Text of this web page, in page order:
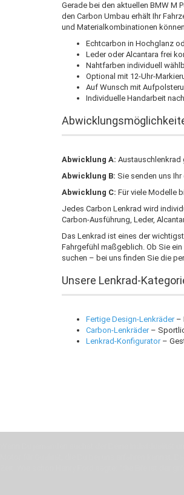
Gerade bei den aktuellen BMW M
den Carbon Umbau erhält Ihr
und Materialkombinationen
Echtcarbon in Hochglanz
Leder oder Alcantara frei
Nahtfarben individuell
Optional mit 12-Uhr-
Auf Wunsch mit
Individuelle Handarbeit
Abwicklung A: Austauschlenkrad
Abwicklung B: Sie senden uns
Abwicklung C: Für viele Modelle
Jedes Carbon Lenkrad wird
Carbon-Ausführung, Leder,
Das Lenkrad ist eines der
Fahrgefühl maßgeblich. Ob Sie ein
suchen – bei uns finden Sie die
Unsere Lenkrad-
Fertige Design-Lenkräder–
Carbon-Lenkräder–
Lenkrad-Konfigurator–
Wenn Du jemanden suchst der Deine Individualität